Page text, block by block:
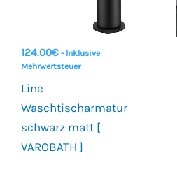
124.00€ - Inklusive
Mehrwertsteuer
Line
Waschtischarmatur
schwarz matt [
VAROBATH ]